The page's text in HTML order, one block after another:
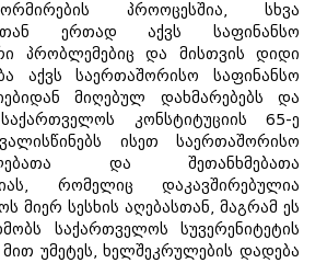
პროოცესშია, სხვა
ერთად აქვს საფინანსო
პრობლემებიც და მისთვის დიდი
აქვს საერთაშორისო საფინანსო
მიღებულ დახმარებებს და
კონსტიტუციის 65-ე
ისეთ საერთაშორისო
და შეთანხმებათა
რომელიც დაკავშირებულია
მიერ სესხის აღებასთან, მაგრამ ეს
საქართველოს სუვერენიტეტის
უმეტეს, ხელშეკრულების დადება